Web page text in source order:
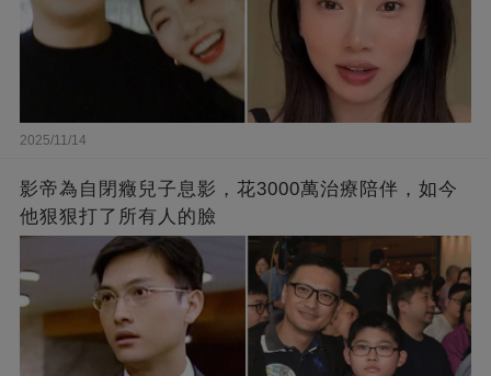
2025/11/14
影帝為自閉癥兒子息影，花3000萬治療陪伴，如今
他狠狠打了所有人的臉